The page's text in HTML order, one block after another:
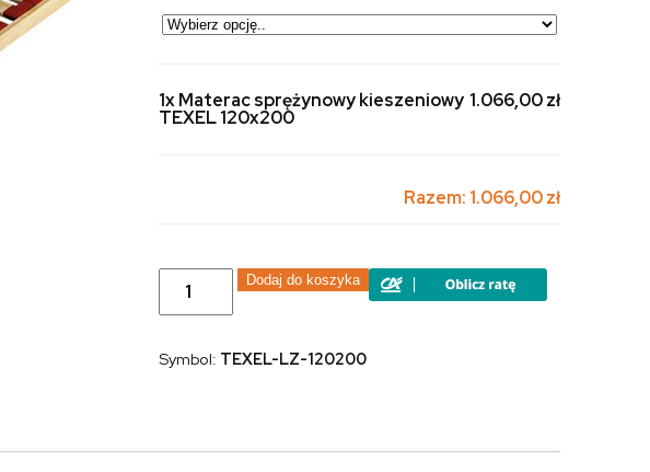
1x Materac sprężynowy kieszeniowy
TEXEL 120x200
1.066,00 zł
Razem: 1.066,00 zł
ilość
Materac
sprężynowy
120x200
Dodaj do koszyka
Symbol: TEXEL-LZ-120200